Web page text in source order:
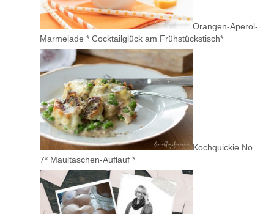
Orangen-Aperol-
Marmelade * Cocktailglück am Frühstückstisch*
Kochquickie No.
7* Maultaschen-Auflauf *